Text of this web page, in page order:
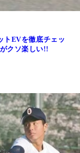
トEVを徹底チェッ
クソ楽しい!!